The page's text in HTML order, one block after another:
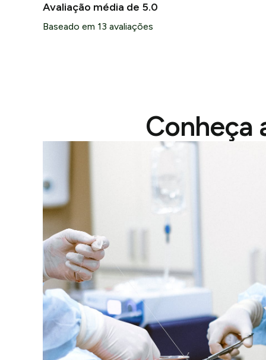
Avaliação média de 5.0
Baseado em 13 avaliações
Conheça